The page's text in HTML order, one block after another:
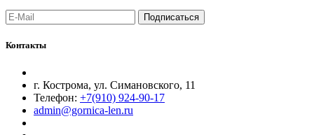
Подписаться
Контакты
г. Кострома, ул. Симановского, 11
Телефон: +7(910) 924-90-17
admin@gornica-len.ru